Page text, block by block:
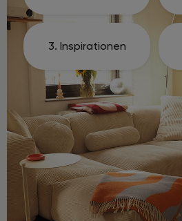
3. Inspirationen